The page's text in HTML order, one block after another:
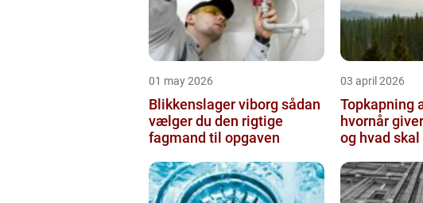
01 may 2026
Blikkenslager viborg sådan
vælger du den rigtige
fagmand til opgaven
03 april 2026
Topkapning
hvornår
og hvad